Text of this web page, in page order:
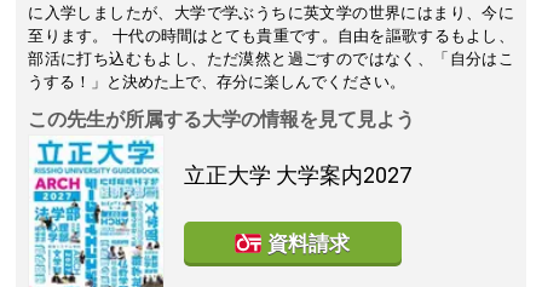
に入学しましたが、大学で学ぶうちに英文学の世界にはまり、今に
至ります。 十代の時間はとても貴重です。自由を謳歌するもよし、
部活に打ち込むもよし、ただ漠然と過ごすのではなく、「自分はこ
うする！」と決めた上で、存分に楽しんでください。
この先生が所属する大学の情報を見て見よう
立正大学 大学案内2027
資料請求